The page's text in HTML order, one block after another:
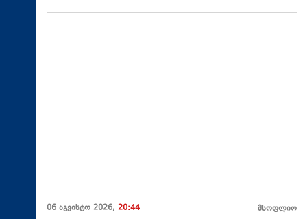
06 აგვისტო 2026, 20:44 მსოფლიო